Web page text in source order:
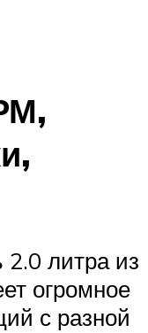
2.0 литра из
огромное
с разной